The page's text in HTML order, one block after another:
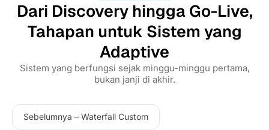
Dari Discovery hingga Go-Live,
Tahapan untuk Sistem yang
Adaptive
Sistem yang berfungsi sejak minggu-minggu pertama,
bukan janji di akhir.
Sebelumnya – Waterfall Custom